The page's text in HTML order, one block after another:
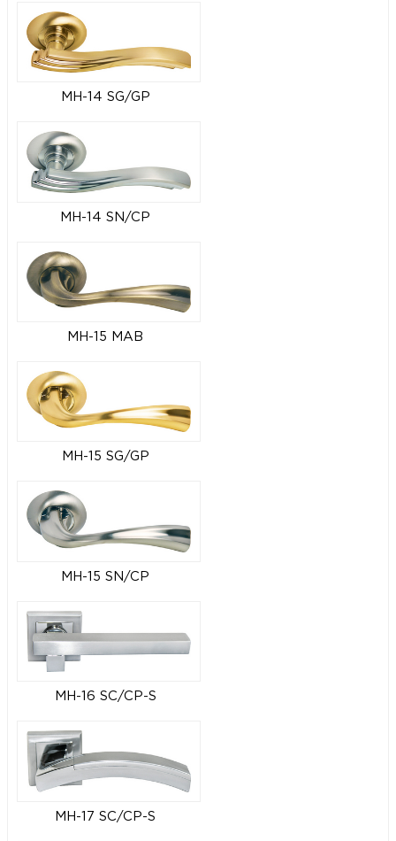
MH-14 SG/GP
MH-14 SN/CP
MH-15 MAB
MH-15 SG/GP
MH-15 SN/CP
MH-16 SC/CP-S
MH-17 SC/CP-S